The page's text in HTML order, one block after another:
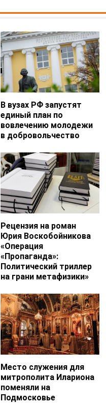
В вузах РФ запустят
единый план по
вовлечению молодежи
в добровольчество
Рецензия на роман
Юрия Воскобойникова
«Операция
«Пропаганда»:
Политический триллер
на грани метафизики»
Место служения для
митрополита Илариона
поменяли на
Подмосковье